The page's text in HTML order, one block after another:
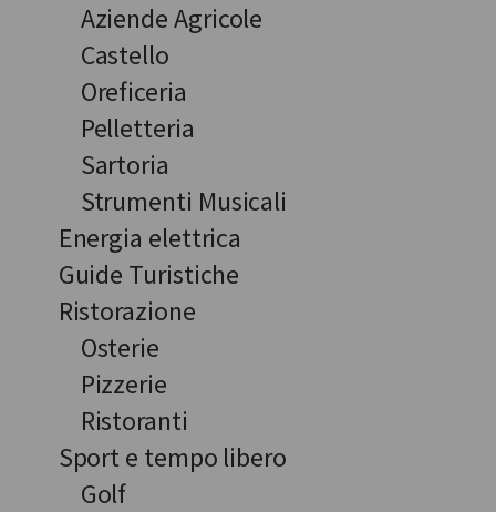
Aziende Agricole
Castello
Oreficeria
Pelletteria
Sartoria
Strumenti Musicali
Energia elettrica
Guide Turistiche
Ristorazione
Osterie
Pizzerie
Ristoranti
Sport e tempo libero
Golf